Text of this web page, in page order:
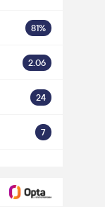
81%
2.06
24
7